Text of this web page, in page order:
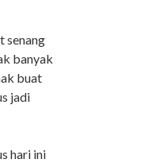
senang
banyak
buat
jadi
hari ini